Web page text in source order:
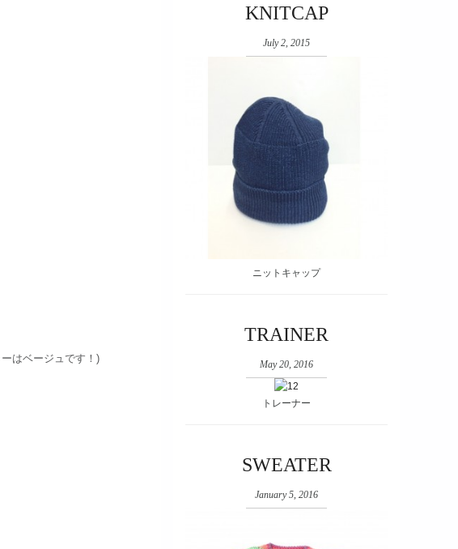
はベージュです！)
KNITCAP
July 2, 2015
ニットキャップ
TRAINER
May 20, 2016
トレーナー
SWEATER
January 5, 2016